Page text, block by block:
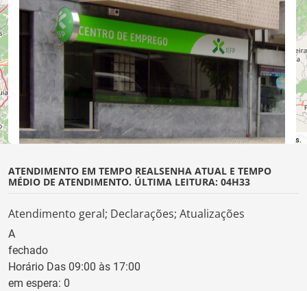
©OpenStreetMapcontributors.
ATENDIMENTO EM TEMPO REALSENHA ATUAL E TEMPO
MÉDIO DE ATENDIMENTO. ÚLTIMA LEITURA: 04H33
Atendimento geral; Declarações; Atualizações
A
fechado
Horário Das 09:00 às 17:00
em espera: 0